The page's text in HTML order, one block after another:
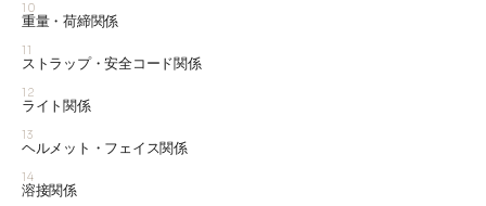
10
重量・荷締関係
11
ストラップ・安全コード関係
12
ライト関係
13
ヘルメット・フェイス関係
14
溶接関係